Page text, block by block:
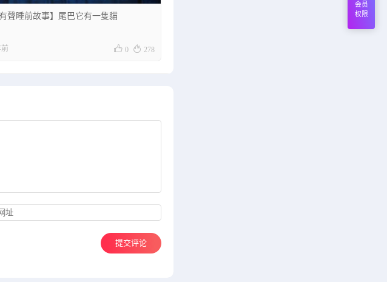
有聲睡前故事】尾巴它有一隻貓
 0  278
提交评论
会员
权限